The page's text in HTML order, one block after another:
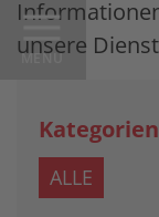
MENU
unsere
Kategorien
ALLE